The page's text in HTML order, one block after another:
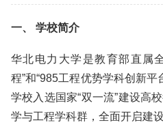
一、 学校简介
华北电力大学是教育部直属
程”和“985工程优势学科创新平
学校入选国家“双一流”建设高
学与工程学科群，全面开启建